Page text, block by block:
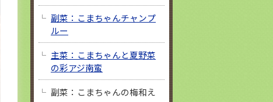
副菜：こまちゃんチャンプ
ルー
主菜：こまちゃんと夏野菜
の彩アジ南蛮
副菜：こまちゃんの梅和え